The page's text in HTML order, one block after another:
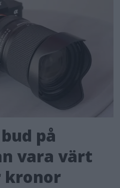
på
vara värt
kronor